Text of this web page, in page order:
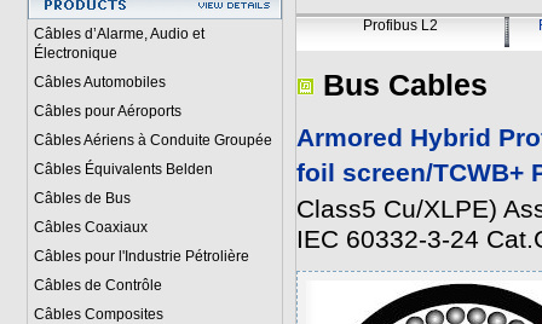
Câbles d’Alarme, Audio et
Électronique
Câbles Automobiles
Câbles pour Aéroports
Câbles Aériens à Conduite Groupée
Câbles Équivalents Belden
Câbles de Bus
Câbles Coaxiaux
Câbles pour l'Industrie Pétrolière
Câbles de Contrôle
Câbles Composites
Profibus L2
Bus Cables
Armored Hybrid
foil screen/TCWB+
Class5 Cu/XLPE)
IEC 60332-3-24